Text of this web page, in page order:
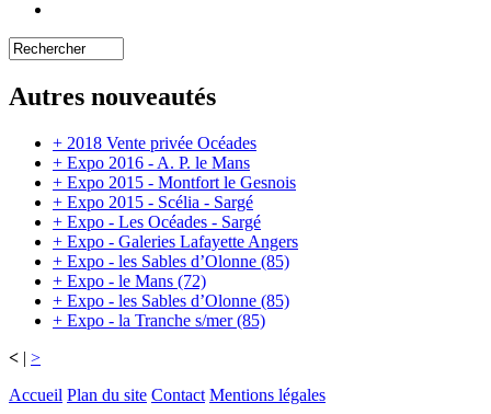
Autres nouveautés
+ 2018 Vente privée Océades
+ Expo 2016 - A. P. le Mans
+ Expo 2015 - Montfort le Gesnois
+ Expo 2015 - Scélia - Sargé
+ Expo - Les Océades - Sargé
+ Expo - Galeries Lafayette Angers
+ Expo - les Sables d’Olonne (85)
+ Expo - le Mans (72)
+ Expo - les Sables d’Olonne (85)
+ Expo - la Tranche s/mer (85)
< | >
Accueil Plan du site Contact Mentions légales